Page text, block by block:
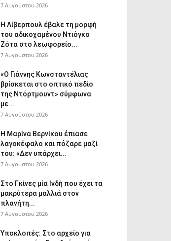
7 Αυγούστου 2026
Η Λίβερπουλ έβαλε τη μορφή
του αδικοχαμένου Ντιόγκο
Ζότα στο λεωφορείο...
7 Αυγούστου 2026
«Ο Γιάννης Κωνσταντέλιας
βρίσκεται στο οπτικό πεδίο
της Ντόρτμουντ» σύμφωνα
με...
7 Αυγούστου 2026
Η Μαρίνα Βερνίκου έπιασε
λαγοκέφαλο και πόζαρε μαζί
του: «Δεν υπάρχει...
7 Αυγούστου 2026
Στο Γκίνες μία Ινδή που έχει τα
μακρύτερα μαλλιά στον
πλανήτη...
7 Αυγούστου 2026
Υποκλοπές: Στο αρχείο για